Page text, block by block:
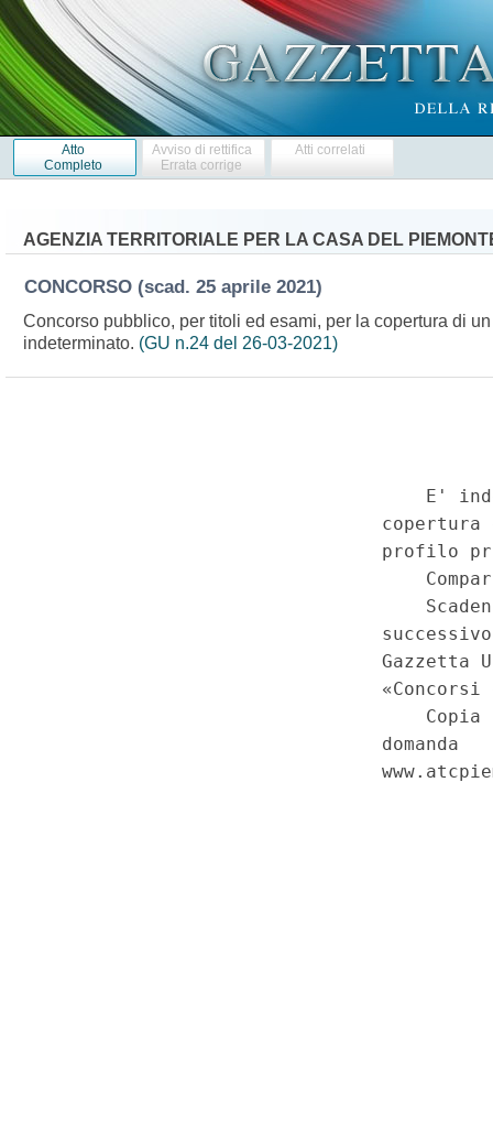
Atto
Completo
Avviso di rettifica
Errata corrige
Atti correlati
AGENZIA TERRITORIALE PER LA CASA DEL
CONCORSO (scad. 25 aprile 2021)
Concorso pubblico, per titoli ed esami, per la copertura di
indeterminato. (GU n.24 del 26-03-2021)